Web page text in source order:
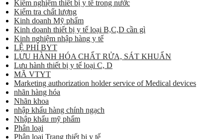
Kiểm nghiệm thiết bị y tế trong nước
Kiểm tra chất lượng
Kinh doanh Mỹ phẩm
Kinh doanh thiết bị y tế loại B,C,D cần gì
Kinh nghiệm nhập hàng y tế
LỆ PHÍ BYT
LƯU HÀNH HÓA CHẤT RỬA, SÁT KHUẨN
Lưu hành thiết bị y tế loại C, D
MÃ VTYT
Marketing authorization holder service of Medical devices
nhãn hàng hóa
Nhãn khoa
nhập khẩu hàng chính ngạch
Nhập khẩu mỹ phẩm
Phân loại
Phân loại Trang thiết bị y tế